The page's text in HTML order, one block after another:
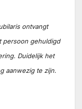
ontvangt
persoon gehuldigd
Duidelijk het
aanwezig te zijn.